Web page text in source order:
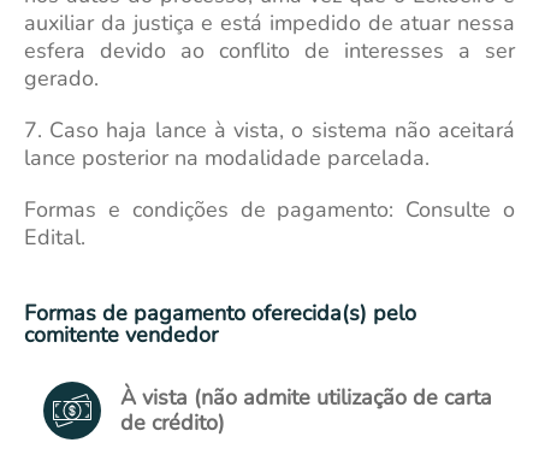
auxiliar da justiça e está impedido de atuar nessa
esfera devido ao conflito de interesses a ser
gerado.
7. Caso haja lance à vista, o sistema não aceitará
lance posterior na modalidade parcelada.
Formas e condições de pagamento: Consulte o
Edital.
Formas de pagamento oferecida(s) pelo
comitente vendedor
À vista (não admite utilização de carta
de crédito)